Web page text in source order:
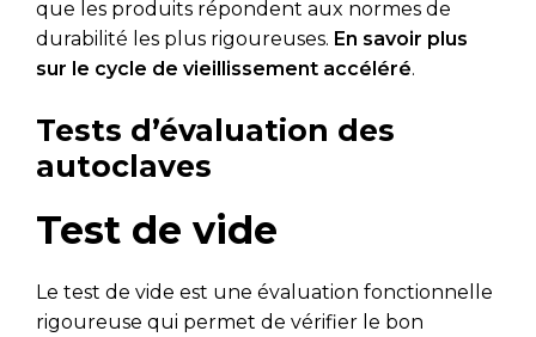
que les produits répondent aux normes de
durabilité les plus rigoureuses. En savoir plus
sur le cycle de vieillissement accéléré.
Tests d’évaluation des
autoclaves
Test de vide
Le test de vide est une évaluation fonctionnelle
rigoureuse qui permet de vérifier le bon